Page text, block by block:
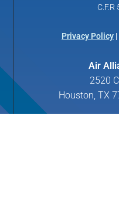
Privacy Policy |
Air
2520
Houston, TX